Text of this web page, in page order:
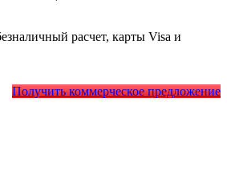
расчет, карты Visa и
Получить коммерческое предложение